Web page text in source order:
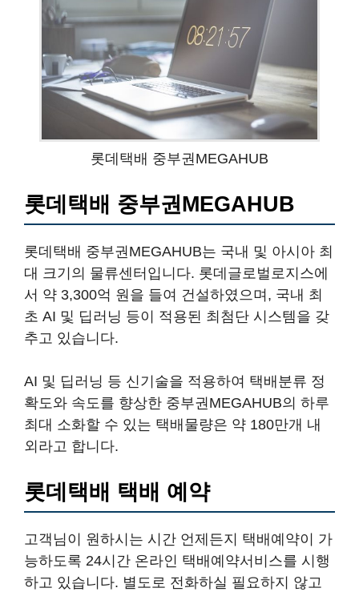
롯데택배 중부권MEGAHUB
롯데택배 중부권MEGAHUB
롯데택배 중부권MEGAHUB는 국내 및 아시아 최
대 크기의 물류센터입니다. 롯데글로벌로지스에
서 약 3,300억 원을 들여 건설하였으며, 국내 최
초 AI 및 딥러닝 등이 적용된 최첨단 시스템을 갖
추고 있습니다.
AI 및 딥러닝 등 신기술을 적용하여 택배분류 정
확도와 속도를 향상한 중부권MEGAHUB의 하루
최대 소화할 수 있는 택배물량은 약 180만개 내
외라고 합니다.
롯데택배 택배 예약
고객님이 원하시는 시간 언제든지 택배예약이 가
능하도록 24시간 온라인 택배예약서비스를 시행
하고 있습니다. 별도로 전화하실 필요하지 않고